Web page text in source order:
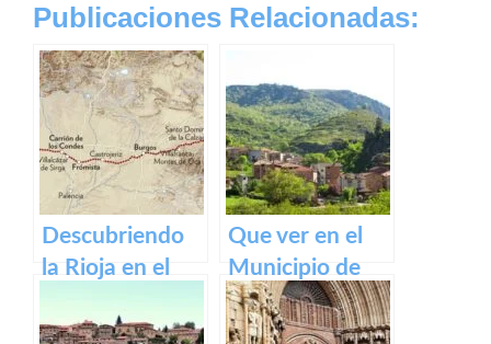
Publicaciones Relacionadas:
Descubriendo
la Rioja en el
Santiago
Que ver en el
Municipio de
Ventrosa de La
Rioja